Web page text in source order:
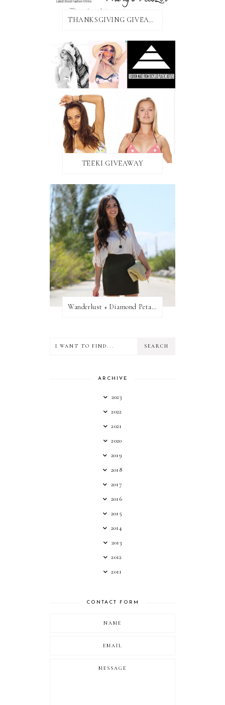
THANKSGIVING GIVEAWAY!
TEEKI GIVEAWAY
Wanderlust + Diamond Petal Giveaway
ARCHIVE
2023
2022
2021
2020
2019
2018
2017
2016
2015
2014
2013
2012
2011
CONTACT FORM